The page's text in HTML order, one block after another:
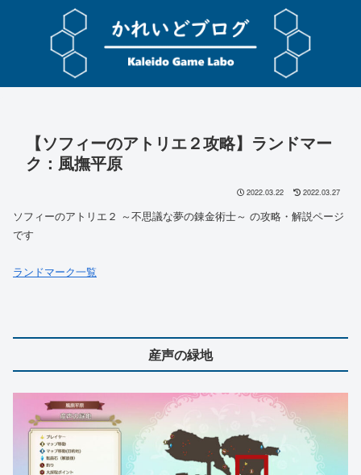
【ソフィーのアトリエ２攻略】ランドマー
ク：風撫平原
2022.03.22 2022.03.27
ソフィーのアトリエ２ ～不思議な夢の錬金術士～ の攻略・解説ページ
です
ランドマーク一覧
産声の緑地